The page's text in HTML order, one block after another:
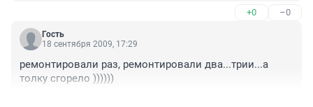
Причины пожара устанавливаются.
+0 –0
Гость
18 сентября 2009, 17:29
ремонтировали раз, ремонтировали два...трии...а
толку сгорело ))))))